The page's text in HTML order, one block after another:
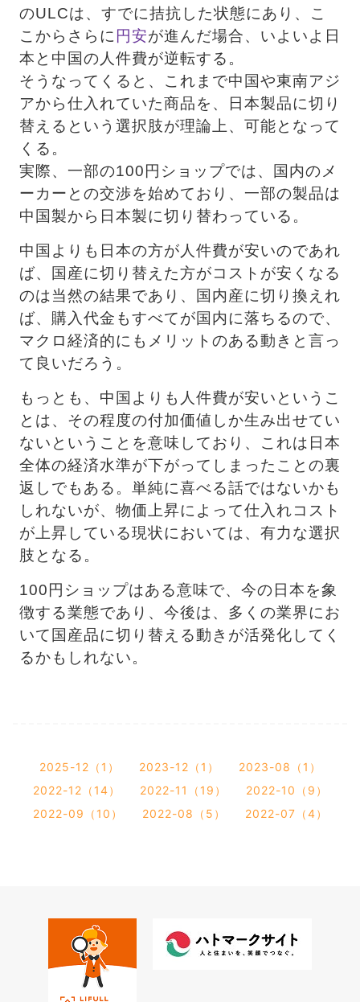
のULCは、すでに拮抗した状態にあり、こ
こからさらに 円安が進んだ場合、いよいよ日
本と中国の人件費が逆転する。
そうなってくると、これまで中国や東南アジ
アから仕入れていた商品を、日本製品に切り
替えるという選択肢が理論上、可能となって
くる。
実際、一部の100円ショップでは、国内のメ
ーカーとの交渉を始めており、一部の製品は
中国製から日本製に切り替わっている。
中国よりも日本の方が人件費が安いのであれ
ば、国産に切り替えた方がコストが安くなる
のは当然の結果であり、国内産に切り換えれ
ば、購入代金もすべてが国内に落ちるので、
マクロ経済的にもメリットのある動きと言っ
て良いだろう。
もっとも、中国よりも人件費が安いというこ
とは、その程度の付加価値しか生み出せてい
ないということを意味しており、これは日本
全体の経済水準が下がってしまったことの裏
返しでもある。単純に喜べる話ではないかも
しれないが、物価上昇によって仕入れコスト
が上昇している現状においては、有力な選択
肢となる。
100円ショップはある意味で、今の日本を象
徴する業態であり、今後は、多くの業界にお
いて国産品に切り替える動きが活発化してく
るかもしれない。
2025-12（1） 2023-12（1）
2023-08（1）
2022-12（14）
2022-11（19）
2022-10（9）
2022-09（10）
2022-08（5） 2022-07（4）